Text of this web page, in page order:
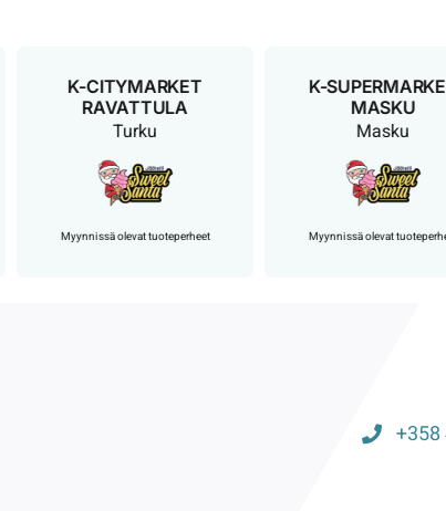
K-CITYMARKET
RAVATTULA
Turku
Myynnissä olevat tuoteperheet
K-SUPERMARKET
MASKU
Masku
Myynnissä olevat tuoteperheet
+358